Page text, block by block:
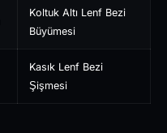
Koltuk Altı Lenf Bezi
Büyümesi
Kasık Lenf Bezi
Şişmesi